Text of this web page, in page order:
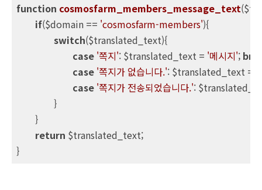
function cosmosfarm_members_message_text
if($domain == 'cosmosfarm-members'){
switch($translated_text){
case '쪽지': $translated_text = '메시지';
case '쪽지가 없습니다.': $translated_text =
case '쪽지가 전송되었습니다.':
return $translated_text;
}